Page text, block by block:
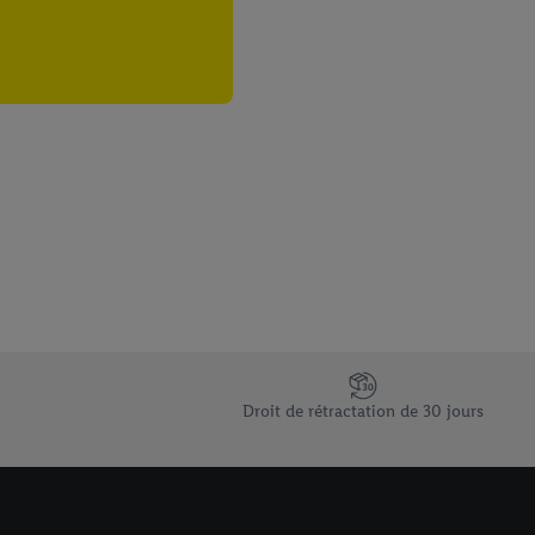
Droit de rétractation de 30 jours